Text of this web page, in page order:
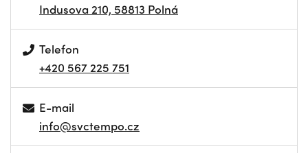
Indusova 210, 58813 Polná
Telefon
+420 567 225 751
E-mail
info@svctempo.cz